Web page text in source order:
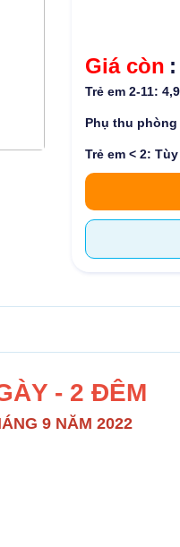
Giá còn
Trẻ em 2-11:
Phụ thu
Trẻ em < 2:
- 2 ĐÊM
9 NĂM 2022